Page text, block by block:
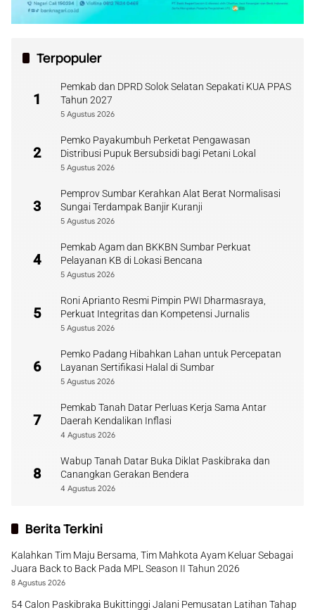
Terpopuler
1
Pemkab dan DPRD Solok Selatan Sepakati KUA PPAS
Tahun 2027
5 Agustus 2026
2
Pemko Payakumbuh Perketat Pengawasan
Distribusi Pupuk Bersubsidi bagi Petani Lokal
5 Agustus 2026
3
Pemprov Sumbar Kerahkan Alat Berat Normalisasi
Sungai Terdampak Banjir Kuranji
5 Agustus 2026
4
Pemkab Agam dan BKKBN Sumbar Perkuat
Pelayanan KB di Lokasi Bencana
5 Agustus 2026
5
Roni Aprianto Resmi Pimpin PWI Dharmasraya,
Perkuat Integritas dan Kompetensi Jurnalis
5 Agustus 2026
6
Pemko Padang Hibahkan Lahan untuk Percepatan
Layanan Sertifikasi Halal di Sumbar
5 Agustus 2026
7
Pemkab Tanah Datar Perluas Kerja Sama Antar
Daerah Kendalikan Inflasi
4 Agustus 2026
8
Wabup Tanah Datar Buka Diklat Paskibraka dan
Canangkan Gerakan Bendera
4 Agustus 2026
Berita Terkini
Kalahkan Tim Maju Bersama, Tim Mahkota Ayam Keluar Sebagai
Juara Back to Back Pada MPL Season II Tahun 2026
8 Agustus 2026
54 Calon Paskibraka Bukittinggi Jalani Pemusatan Latihan Tahap